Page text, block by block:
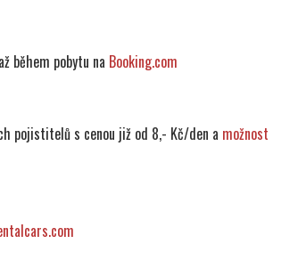
během pobytu na Booking.com
pojistitelů s cenou již od 8,- Kč/den a možnost